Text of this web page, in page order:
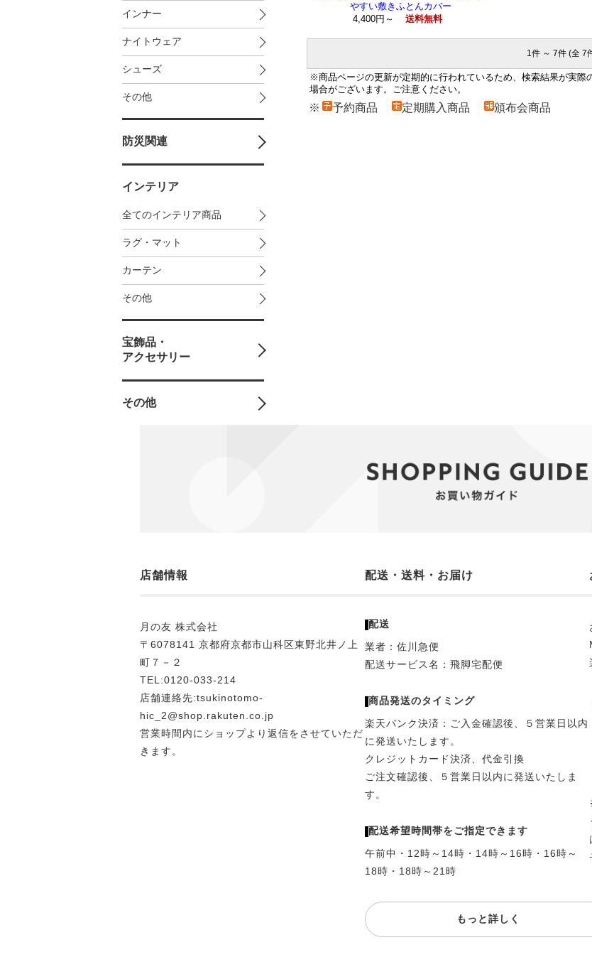
インナー
ナイトウェア
シューズ
その他
防災関連
インテリア
全てのインテリア商品
ラグ・マット
カーテン
その他
宝飾品・
アクセサリー
その他
やすい敷きふとんカバー
4,400円～
送料無料
1件 ～ 7件 (全 7
※商品ページの更新が定期的に行われているため、検索結果が実際
場合がございます。ご注意ください。
※ 予約商品 定期購入商品 頒布会商品
店舗情報
月の友 株式会社
〒6078141 京都府京都市山科区東野北井ノ上
町７－２
TEL:0120-033-214
店舗連絡先:tsukinotomo-
hic_2@shop.rakuten.co.jp
営業時間内にショップより返信をさせていただ
きます。
配送・送料・お届け
配送
業者：佐川急便
配送サービス名：飛脚宅配便
商品発送のタイミング
楽天バンク決済：ご入金確認後、５営業日以内
に発送いたします。
クレジットカード決済、代金引換
ご注文確認後、５営業日以内に発送いたしま
す。
配送希望時間帯をご指定できます
午前中・12時～14時・14時～16時・16時～
18時・18時～21時
もっと詳しく